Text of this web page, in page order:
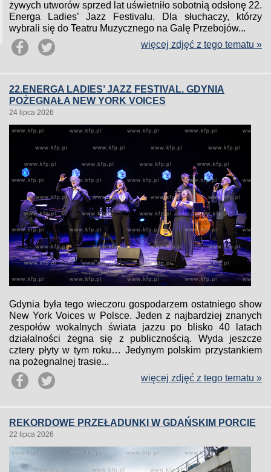
żywych utworów sprzed lat uświetniło sobotnią odsłonę 22.
Energa Ladies’ Jazz Festivalu. Dla słuchaczy, którzy
wybrali się do Teatru Muzycznego na Galę Przebojów...
więcej zdjęć z tego tematu »
22.ENERGA LADIES’ JAZZ FESTIVAL. GDYNIA
POŻEGNAŁA NEW YORK VOICES
24 lipca 2026
Gdynia była tego wieczoru gospodarzem ostatniego show
New York Voices w Polsce. Jeden z najbardziej znanych
zespołów wokalnych świata jazzu po blisko 40 latach
działalności żegna się z publicznością. Wyda jeszcze
cztery płyty w tym roku… Jedynym polskim przystankiem
na pożegnalnej trasie...
więcej zdjęć z tego tematu »
REKORDOWE PRZEŁADUNKI W GDAŃSKIM PORCIE
22 lipca 2026